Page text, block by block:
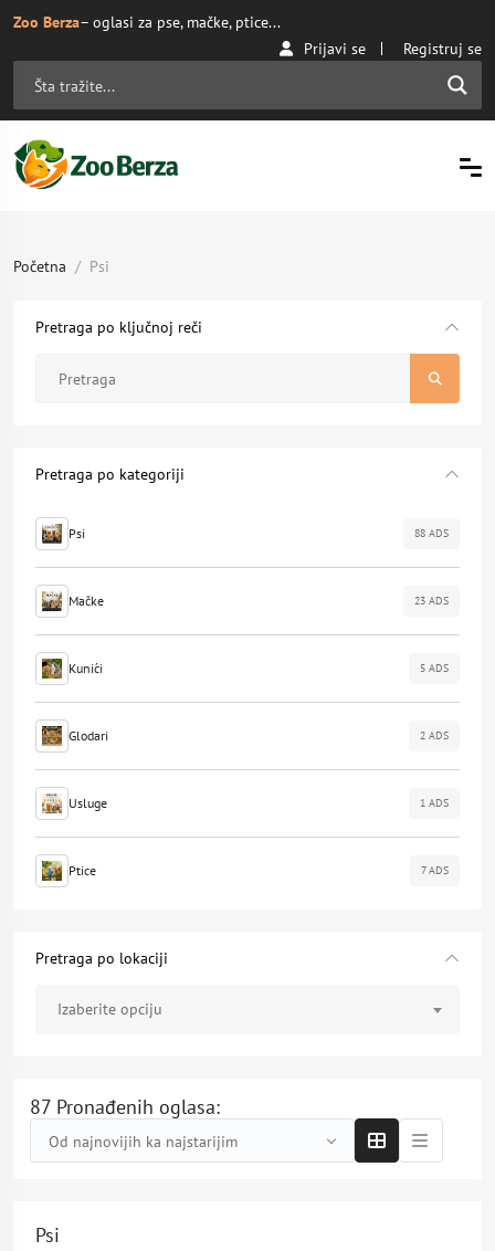
Zoo Berza– oglasi za pse, mačke, ptice...
Prijavi se
Registruj se
Početna Psi
Pretraga po ključnoj reči
Pretraga po kategoriji
Psi 88 ADS
Mačke 23 ADS
Kunići 5 ADS
Glodari 2 ADS
Usluge 1 ADS
Ptice 7 ADS
Pretraga po lokaciji
Izaberite opciju
87 Pronađenih oglasa:
Od najnovijih ka najstarijim
Psi